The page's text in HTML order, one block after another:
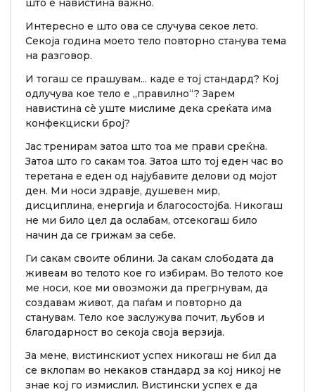
Интересно е што ова се случува секое лето.
Секоја година моето тело повторно станува тема
на разговор.
И тогаш се прашувам... каде е тој стандард? Кој
одлучува кое тело е „правилно“? Зарем
навистина сè уште мислиме дека среќата има
конфекциски број?
Јас тренирам затоа што тоа ме прави среќна.
Затоа што го сакам тоа. Затоа што тој еден час во
теретана е еден од најубавите делови од мојот
ден. Ми носи здравје, душевен мир,
дисциплина, енергија и благосостојба. Никогаш
не ми било цел да ослабам, отсекогаш било
начин да се грижам за себе.
Ги сакам своите облини. Ја сакам слободата да
живеам во телото кое го избирам. Во телото кое
ме носи, кое ми овозможи да прегрнувам, да
создавам живот, да паѓам и повторно да
станувам. Тело кое заслужува почит, љубов и
благодарност во секоја своја верзија.
За мене, вистинскиот успех никогаш не бил да
се вклопам во некаков стандард за кој никој не
знае кој го измислил. Вистински успех е да